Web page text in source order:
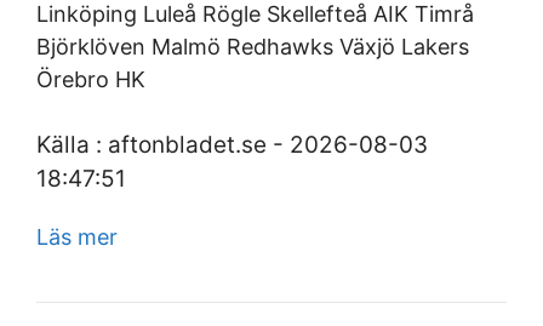
Linköping Luleå Rögle Skellefteå AIK Timrå
Björklöven Malmö Redhawks Växjö Lakers
Örebro HK
Källa : aftonbladet.se - 2026-08-03
18:47:51
Läs mer